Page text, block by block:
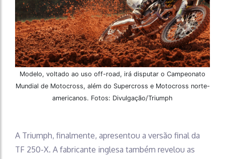
Modelo, voltado ao uso off-road, irá disputar o Campeonato
Mundial de Motocross, além do Supercross e Motocross norte-
americanos. Fotos: Divulgação/Triumph
A Triumph, finalmente, apresentou a versão final da
TF 250-X. A fabricante inglesa também revelou as